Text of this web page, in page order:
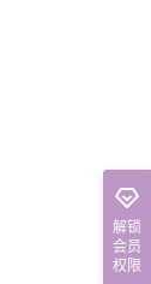
解锁
会员
权限